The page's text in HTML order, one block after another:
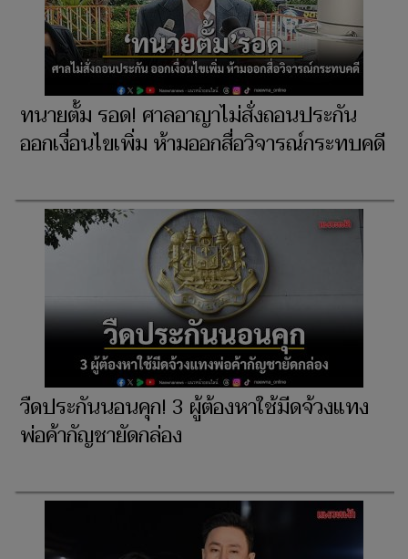
ทนายตั้ม รอด! ศาลอาญาไม่สั่งถอนประกัน
ออกเงื่อนไขเพิ่ม ห้ามออกสื่อวิจารณ์กระทบคดี
วืดประกันนอนคุก! 3 ผู้ต้องหาใช้มีดจ้วงแทง
พ่อค้ากัญชายัดกล่อง